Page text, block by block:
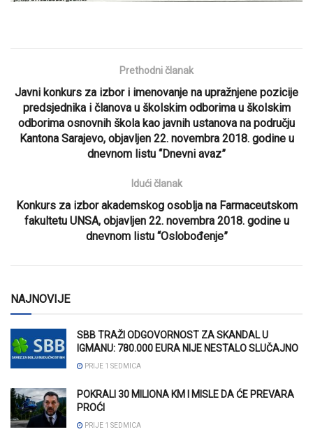
Prethodni članak
Javni konkurs za izbor i imenovanje na upražnjene pozicije
predsjednika i članova u školskim odborima u školskim
odborima osnovnih škola kao javnih ustanova na području
Kantona Sarajevo, objavljen 22. novembra 2018. godine u
dnevnom listu “Dnevni avaz”
Idući članak
Konkurs za izbor akademskog osoblja na Farmaceutskom
fakultetu UNSA, objavljen 22. novembra 2018. godine u
dnevnom listu “Oslobođenje”
NAJNOVIJE
SBB TRAŽI ODGOVORNOST ZA SKANDAL U
IGMANU: 780.000 EURA NIJE NESTALO SLUČAJNO
PRIJE 1 SEDMICA
POKRALI 30 MILIONA KM I MISLE DA ĆE PREVARA
PROĆI
PRIJE 1 SEDMICA